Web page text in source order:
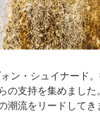
ン・シュイナード
の支持を集めまし
流をリードしてき